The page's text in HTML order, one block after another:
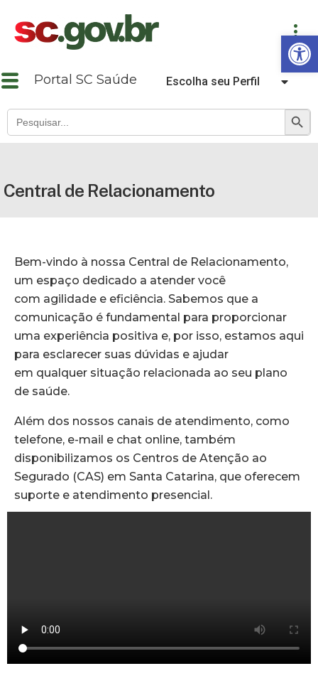
Abrir a barra de ferramentas
Portal SC Saúde Escolha seu Perfil
Search
for:
SEARCH
Central de Relacionamento
Bem-vindo à nossa Central de Relacionamento,
um espaço dedicado a atender você
com agilidade e eficiência. Sabemos que a
comunicação é fundamental para proporcionar
uma experiência positiva e, por isso, estamos aqui
para esclarecer suas dúvidas e ajudar
em qualquer situação relacionada ao seu plano
de saúde.
Além dos nossos canais de atendimento, como
telefone, e-mail e chat online, também
disponibilizamos os Centros de Atenção ao
Segurado (CAS) em Santa Catarina, que oferecem
suporte e atendimento presencial.